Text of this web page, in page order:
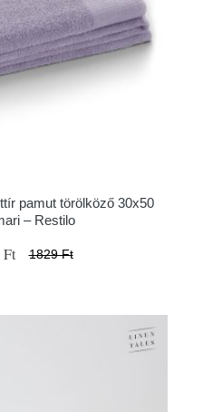
pamut törölköző 30x50
– Restilo
Ft 1829 Ft